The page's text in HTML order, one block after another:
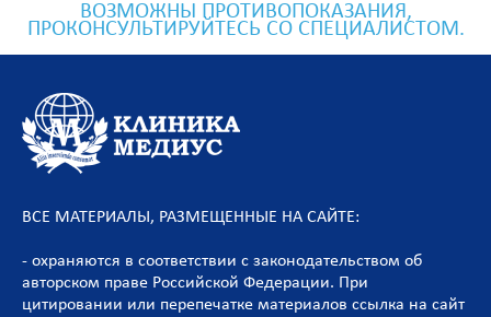
ВОЗМОЖНЫ ПРОТИВОПОКАЗАНИЯ,
ПРОКОНСУЛЬТИРУЙТЕСЬ СО СПЕЦИАЛИСТОМ.
ВСЕ МАТЕРИАЛЫ, РАЗМЕЩЕННЫЕ НА САЙТЕ:
- охраняются в соответствии с законодательством об
авторском праве Российской Федерации. При
цитировании или перепечатке материалов ссылка на сайт